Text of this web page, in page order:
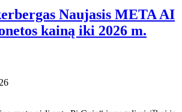
Naujasis META AI
kainą iki 2026 m.